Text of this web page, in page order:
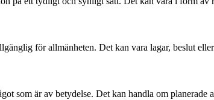
för allmänheten. Det kan vara lagar, beslut
som är av betydelse. Det kan handla om